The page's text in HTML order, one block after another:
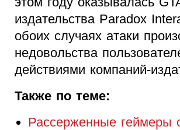
издательства Paradox
обоих случаях атаки
недовольства
действиями компаний-
Также по теме:
Рассерженные геймеры